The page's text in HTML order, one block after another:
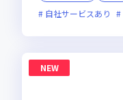
自社サービスあり
NEW